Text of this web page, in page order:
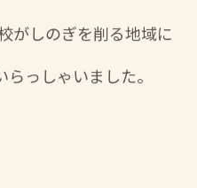
がしのぎを削る地域に
っしゃいました。